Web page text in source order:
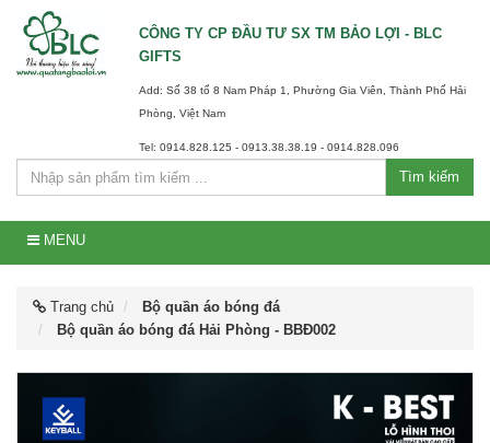
CÔNG TY CP ĐẦU TƯ SX TM BẢO LỢI - BLC
GIFTS
Add: Số 38 tổ 8 Nam Pháp 1, Phường Gia Viên, Thành Phố Hải
Phòng, Việt Nam
Tel: 0914.828.125 - 0913.38.38.19 - 0914.828.096
Tìm kiếm
MENU
Trang chủ
Bộ quần áo bóng đá
Bộ quần áo bóng đá Hải Phòng - BBĐ002